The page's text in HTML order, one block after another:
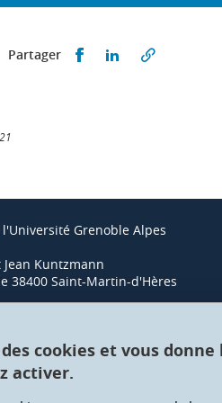
Partager Partager surPartager sur
Grenoble Alpes
Kuntzmann
38400 Saint-Martin-d'Hères
cookies et vous
activer.